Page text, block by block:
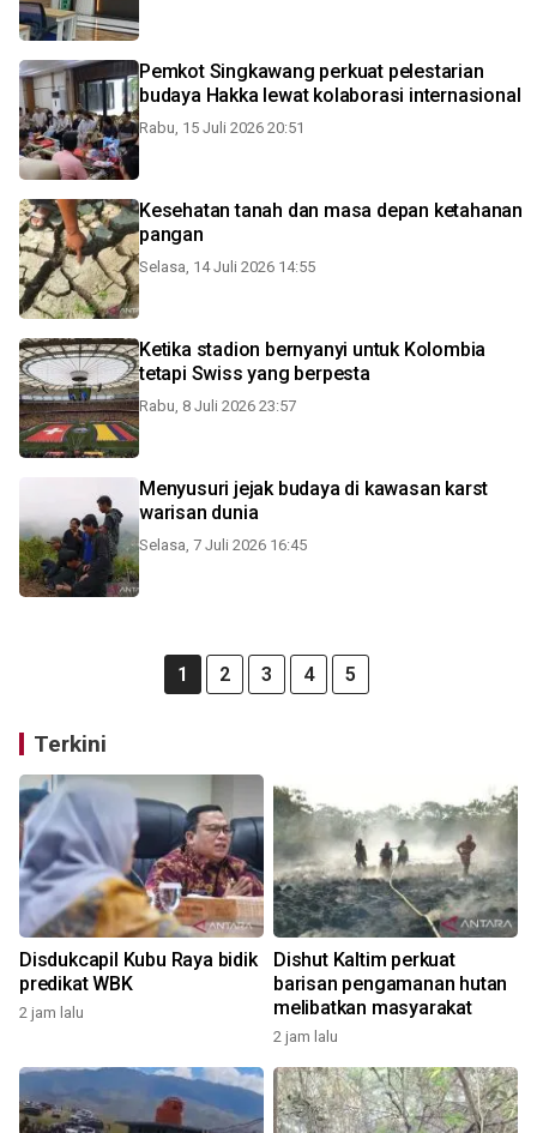
Pemkot Singkawang perkuat pelestarian
budaya Hakka lewat kolaborasi internasional
Rabu, 15 Juli 2026 20:51
Kesehatan tanah dan masa depan ketahanan
pangan
Selasa, 14 Juli 2026 14:55
Ketika stadion bernyanyi untuk Kolombia
tetapi Swiss yang berpesta
Rabu, 8 Juli 2026 23:57
Menyusuri jejak budaya di kawasan karst
warisan dunia
Selasa, 7 Juli 2026 16:45
1 2 3 4 5
Terkini
Disdukcapil Kubu Raya bidik
predikat WBK
2 jam lalu
Dishut Kaltim perkuat
barisan pengamanan hutan
melibatkan masyarakat
2 jam lalu